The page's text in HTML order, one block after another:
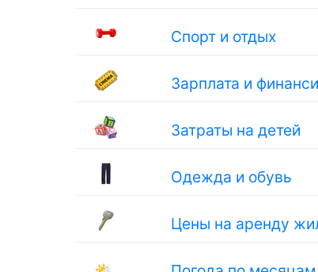
Спорт и отдых
Зарплата и
Затраты на детей
Одежда и обувь
Цены на аренду